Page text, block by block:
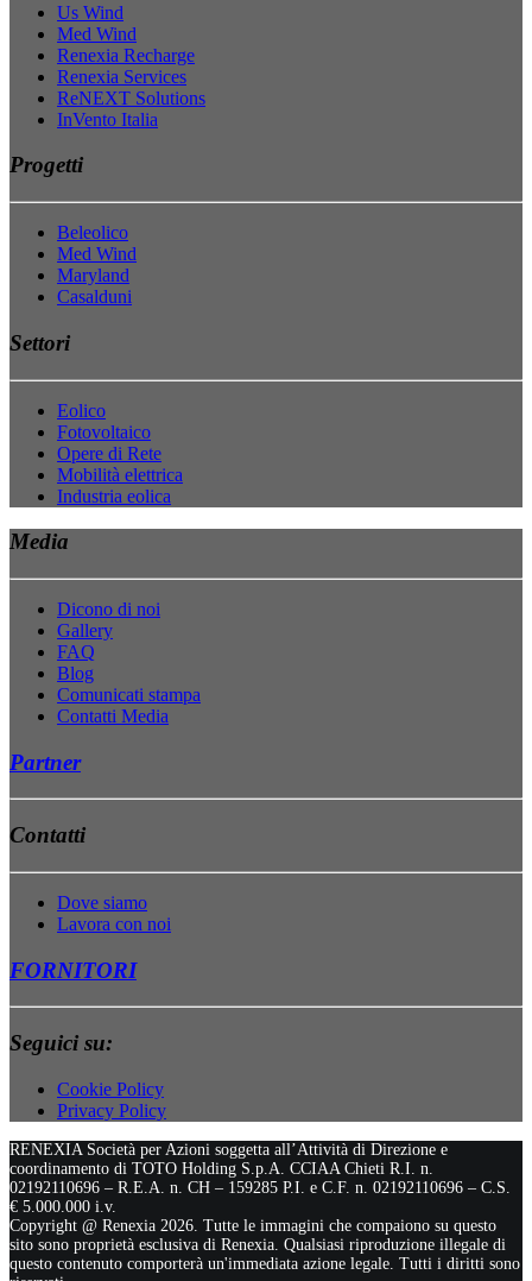
Us Wind
Med Wind
Renexia Recharge
Renexia Services
ReNEXT Solutions
InVento Italia
Progetti
Beleolico
Med Wind
Maryland
Casalduni
Settori
Eolico
Fotovoltaico
Opere di Rete
Mobilità elettrica
Industria eolica
Media
Dicono di noi
Gallery
FAQ
Blog
Comunicati stampa
Contatti Media
Partner
Contatti
Dove siamo
Lavora con noi
FORNITORI
Seguici su:
Cookie Policy
Privacy Policy
RENEXIA Società per Azioni soggetta all’Attività di Direzione e
coordinamento di TOTO Holding S.p.A. CCIAA Chieti R.I. n.
02192110696 – R.E.A. n. CH – 159285 P.I. e C.F. n. 02192110696 – C.S.
€ 5.000.000 i.v.
Copyright @ Renexia 2026. Tutte le immagini che compaiono su questo
sito sono proprietà esclusiva di Renexia. Qualsiasi riproduzione illegale di
questo contenuto comporterà un'immediata azione legale. Tutti i diritti sono